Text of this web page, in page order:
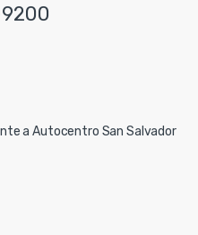
a Autocentro San Salvador